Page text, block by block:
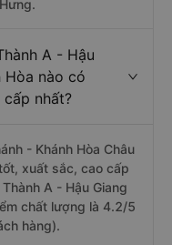
A - Hậu
Hòa nào có
nhất?
- Khánh Hòa Châu
xuất sắc, cao cấp
A - Hậu Giang
chất lượng là 4.2/5
hàng).